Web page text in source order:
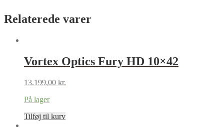
Relaterede varer
Vortex Optics Fury HD 10×42
13.199,00 kr.
På lager
Tilføj til kurv